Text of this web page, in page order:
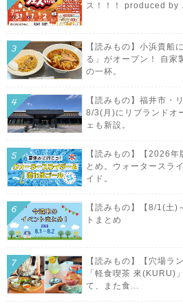
ス！！！ produced by
【読みもの】小浜貴船
る」がオープン！ 自家
の一杯。
【読みもの】福井市・
8/3(月)にリブランドオ
ェも新設。
【読みもの】【2026
とめ。ウォータースラ
イド。
【読みもの】【8/1(土
トまとめ
【読みもの】【穴場ラ
「軽食喫茶 來(KURU)
て、また食...